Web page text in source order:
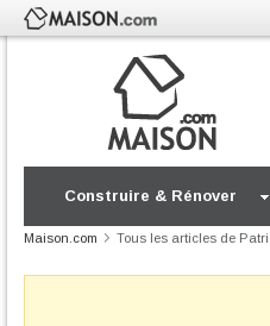
Construire & Rénover
Maison.com Tous les articles de